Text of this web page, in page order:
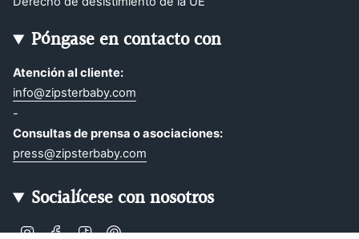
Póngase en contacto con
Atención al cliente:
info@zipsterbaby.com
-
Consultas de prensa o asociaciones:
press@zipsterbaby.com
Socialícese con nosotros
InstagramFacebook
TikTokPinterest